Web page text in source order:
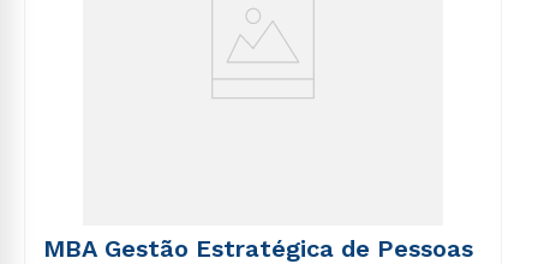
MBA Gestão Estratégica de Pessoas